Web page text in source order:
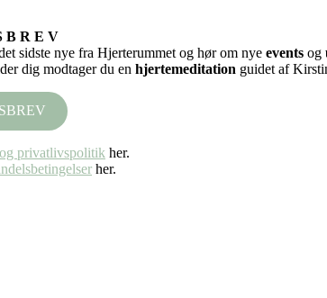
B R E V
sidste nye fra Hjerterummet og hør om nye events og
dig modtager du en hjertemeditation guidet af
privatlivspolitik her.
her.